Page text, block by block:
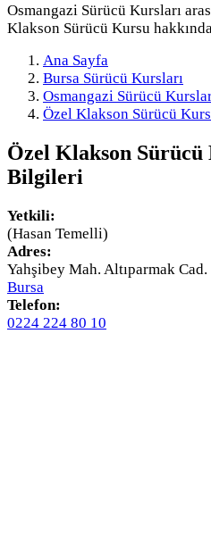
Osmangazi Sürücü Kursları
Klakson Sürücü Kursu
Ana Sayfa
Bursa Sürücü Kursları
Osmangazi Sürücü
Özel Klakson Sürücü
Özel Klakson Sürücü
Bilgileri
Yetkili:
(Hasan Temelli)
Adres:
Yahşibey Mah. Altıparmak
Bursa
Telefon:
0224 224 80 10